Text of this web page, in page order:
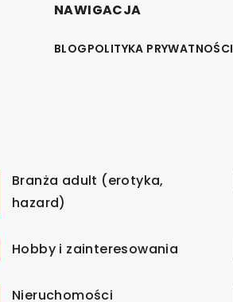
NAWIGACJA
BLOGPOLITYKA PRYWATNOŚCI
Branża adult (erotyka,
hazard)
Hobby i zainteresowania
Nieruchomości